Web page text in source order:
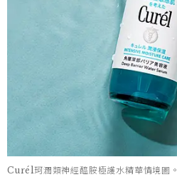
Curél珂潤類神經醯胺極護水精華情境圖。